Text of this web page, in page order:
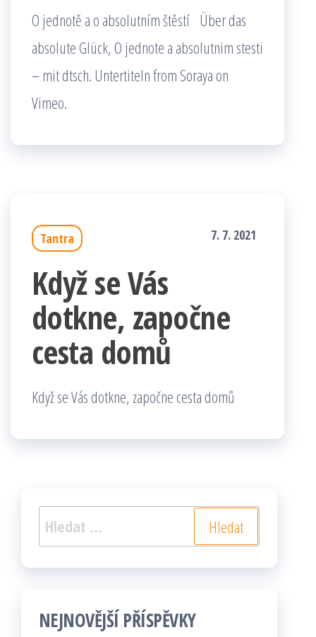
O jednotě a o absolutním štěstí Über das
absolute Glück, O jednote a absolutnim stesti
– mit dtsch. Untertiteln from Soraya on
Vimeo.
Tantra 7. 7. 2021
Když se Vás
dotkne, započne
cesta domů
Když se Vás dotkne, započne cesta domů
Vyhledávání
NEJNOVĚJŠÍ PŘÍSPĚVKY